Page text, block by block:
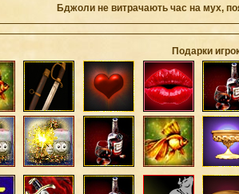
Бджоли не витрачають час на мух,
Подарки